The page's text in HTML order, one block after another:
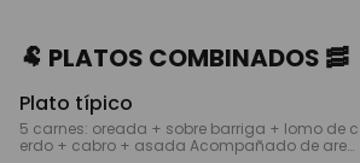
🐏 PLATOS COMBINADOS 🥓
Plato típico
5 carnes: oreada + sobre barriga + lomo de c
erdo + cabro + asada Acompañado de arep